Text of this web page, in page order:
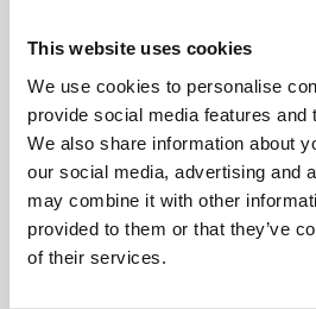
This website uses cookies
We use cookies to personalise
provide social media features and
We also share information about
our social media, advertising and
may combine it with other
provided to them or that they’ve
of their services.
saldo komt het daar toch op
ergens op diezelfde golflengte,
opvallend genoeg aan dat de
zin van dit bestaan op een of
gezocht en gevonden wordt in
intensieve verbondenheid met
‘de natuur’.